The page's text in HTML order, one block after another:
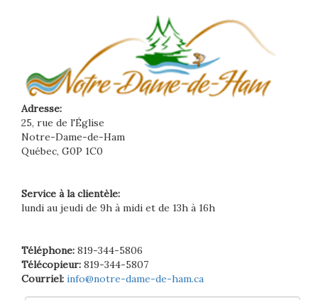
Adresse:
25, rue de l'Église
Notre-Dame-de-Ham
Québec, G0P 1C0
Service à la clientèle:
lundi au jeudi de 9h à midi et de 13h à 16h
Téléphone: 819-344-5806
Télécopieur: 819-344-5807
Courriel: info@notre-dame-de-ham.ca